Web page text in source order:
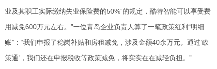
业及其职工实际缴纳失业保险费的50%”的规定，酷特智能可以享受费
用减免600万元左右。”一位青岛企业负责人算了一笔政策红利“明细
账”：“我们申报了稳岗补贴和房租减免，涉及金额40余万元。通过‘政
策通’，我们还在申报税收等政策减免，将实实在在减轻负担。”